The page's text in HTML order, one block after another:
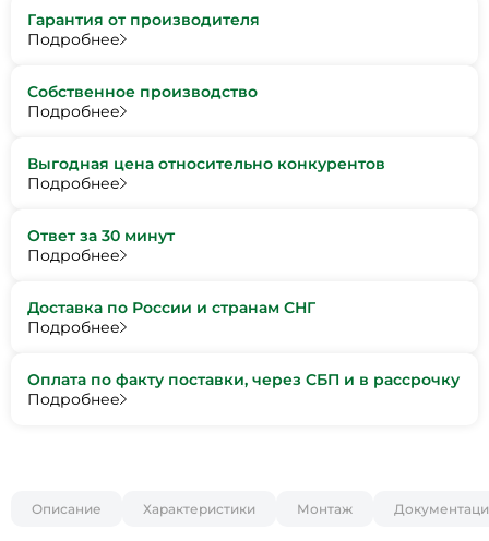
Гарантия от производителя
Подробнее
Собственное производство
Подробнее
Выгодная цена относительно конкурентов
Подробнее
Ответ за 30 минут
Подробнее
Доставка по России и странам СНГ
Подробнее
Оплата по факту поставки, через СБП и в рассрочку
Подробнее
Описание Характеристики Монтаж